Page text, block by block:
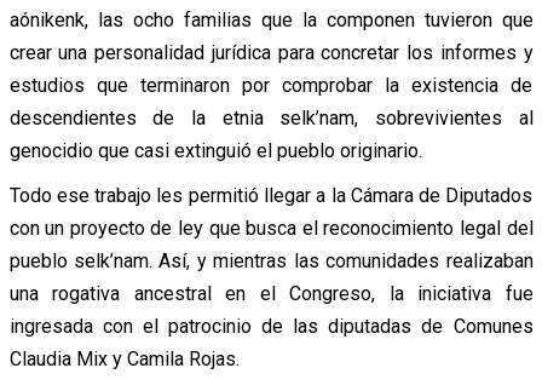
aónikenk, las ocho familias que la componen tuvieron que
crear una personalidad jurídica para concretar los informes y
estudios que terminaron por comprobar la existencia de
descendientes de la etnia selk’nam, sobrevivientes al
genocidio que casi extinguió el pueblo originario.
Todo ese trabajo les permitió llegar a la Cámara de Diputados
con un proyecto de ley que busca el reconocimiento legal del
pueblo selk’nam. Así, y mientras las comunidades realizaban
una rogativa ancestral en el Congreso, la iniciativa fue
ingresada con el patrocinio de las diputadas de Comunes
Claudia Mix y Camila Rojas.